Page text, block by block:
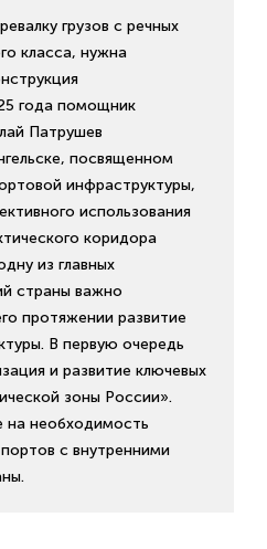
грузов с речных
класса, нужна
года помощник
Патрушев
посвященном
инфраструктуры,
использования
коридора
из главных
страны важно
протяжении развитие
В первую очередь
и развитие ключевых
зоны России».
на необходимость
с внутренними